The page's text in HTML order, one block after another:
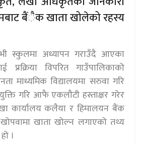
बैंैक खाता खोलेको रहस्य
स्कुलमा अध्यापन गराउँदै आएका
विपरित गाउँपालिकाको
माध्यमिक विद्यालयमा सरुवा गरि
गरि आफै एकलौटी हस्ताक्षर गरेर
कार्यालय कलैया र हिमालयन बैंक
खाता खोल्न लगाएको तथ्य
।